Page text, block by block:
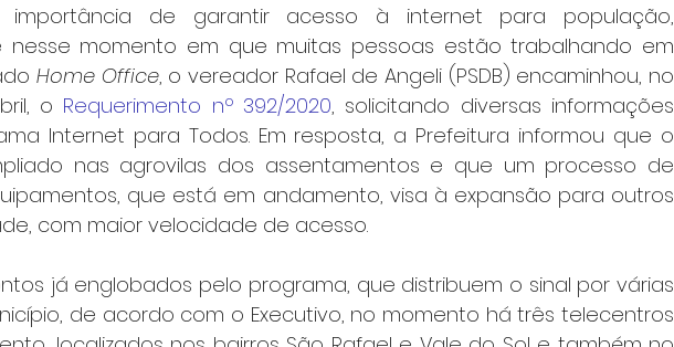
importância de garantir acesso à internet para população,
nesse momento em que muitas pessoas estão trabalhando em
Home Office, o vereador Rafael de Angeli (PSDB) encaminhou, no
o Requerimento nº 392/2020, solicitando diversas informações
Internet para Todos. Em resposta, a Prefeitura informou que o
nas agrovilas dos assentamentos e que um processo de
que está em andamento, visa à expansão para outros
com maior velocidade de acesso.
já englobados pelo programa, que distribuem o sinal por várias
de acordo com o Executivo, no momento há três telecentros